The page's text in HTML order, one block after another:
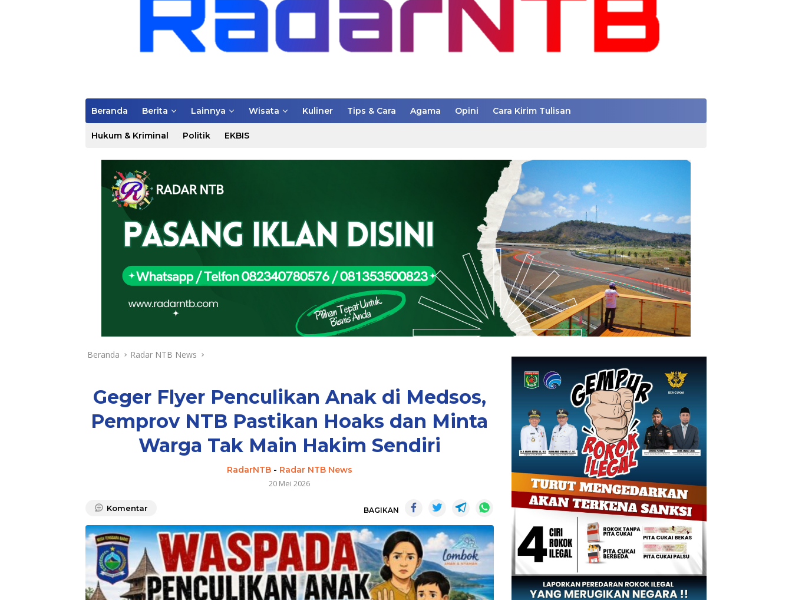
Beranda Berita Lainnya Wisata Kuliner Tips & Cara Agama Opini Cara Kirim Tulisan
Hukum & Kriminal Politik EKBIS
Beranda Radar NTB News
Geger Flyer Penculikan Anak di Medsos,
Pemprov NTB Pastikan Hoaks dan Minta
Warga Tak Main Hakim Sendiri
RadarNTB- Radar NTB News
20 Mei 2026
Komentar BAGIKAN